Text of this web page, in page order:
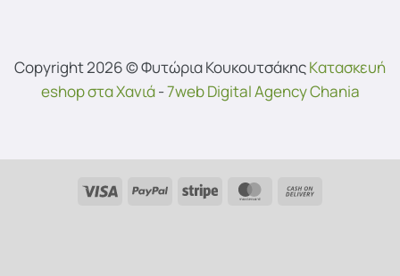
Copyright 2026 © Φυτώρια ΚουκουτσάκηςKατασκευή
eshop στα Χανιά-7web Digital Agency Chania
Visa PayPal Stripe MasterCard